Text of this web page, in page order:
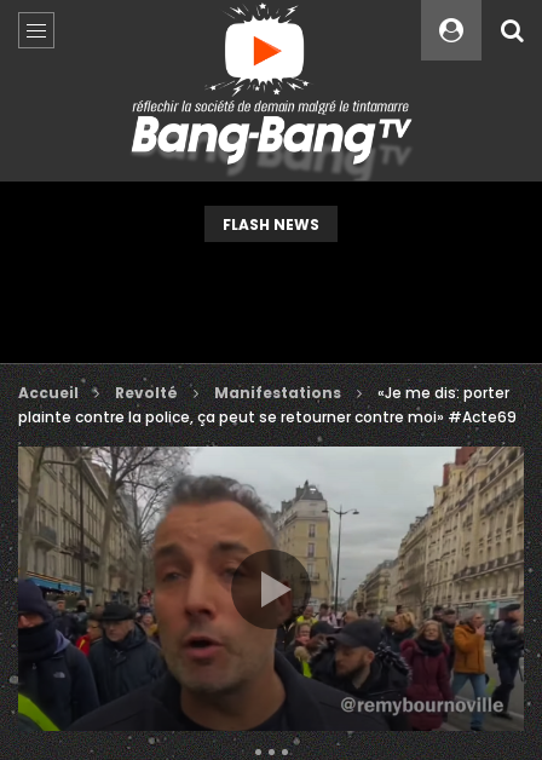
FLASH NEWS
Accueil Revolté Manifestations
«Je me dis: porter
plainte contre la police, ça peut se retourner contre moi» #Acte69
435 Views
Custom Amount
VEUILLEZ PATIENTER...